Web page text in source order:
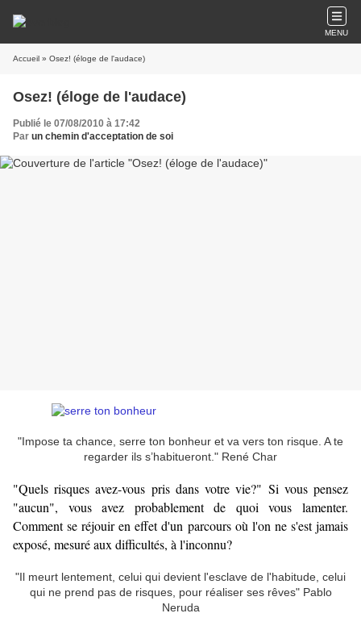
MENU
Accueil » Osez! (éloge de l'audace)
Osez! (éloge de l'audace)
Publié le 07/08/2010 à 17:42
Par un chemin d'acceptation de soi
"Impose ta chance, serre ton bonheur et va vers ton risque. A te
regarder ils s’habitueront." René Char
"Quels risques avez-vous pris dans votre vie?" Si vous pensez
"aucun", vous avez probablement de quoi vous lamenter.
Comment se réjouir en effet d'un parcours où l'on ne s'est jamais
exposé, mesuré aux difficultés, à l'inconnu?
"Il meurt lentement, celui qui devient l'esclave de l'habitude, celui
qui ne prend pas de risques, pour réaliser ses rêves" Pablo
Neruda